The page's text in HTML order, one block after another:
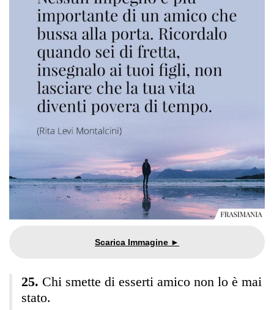
Chi smette di esserti amico non lo è mai
stato.